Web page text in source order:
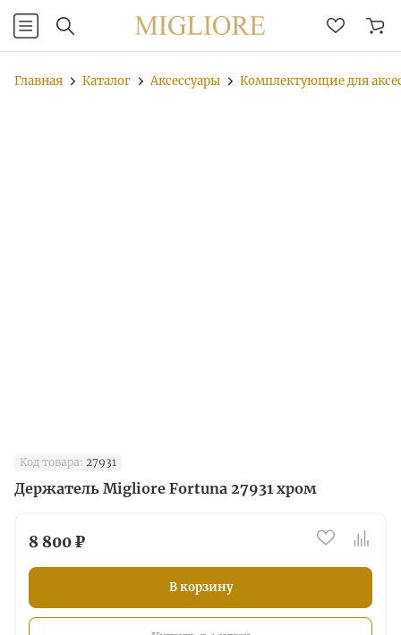
Главная Каталог Аксессуары Комплектующие для
Код товара: 27931
Держатель Migliore Fortuna 27931 хром
8 800 ₽
В корзину